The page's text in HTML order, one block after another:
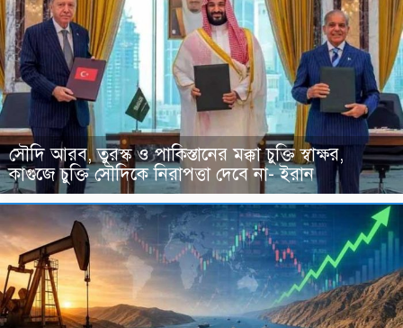
সৌদি আরব, তুরস্ক ও পাকিস্তানের মক্কা চুক্তি স্বাক্ষর,
কাগুজে চুক্তি সৌদিকে নিরাপত্তা দেবে না- ইরান